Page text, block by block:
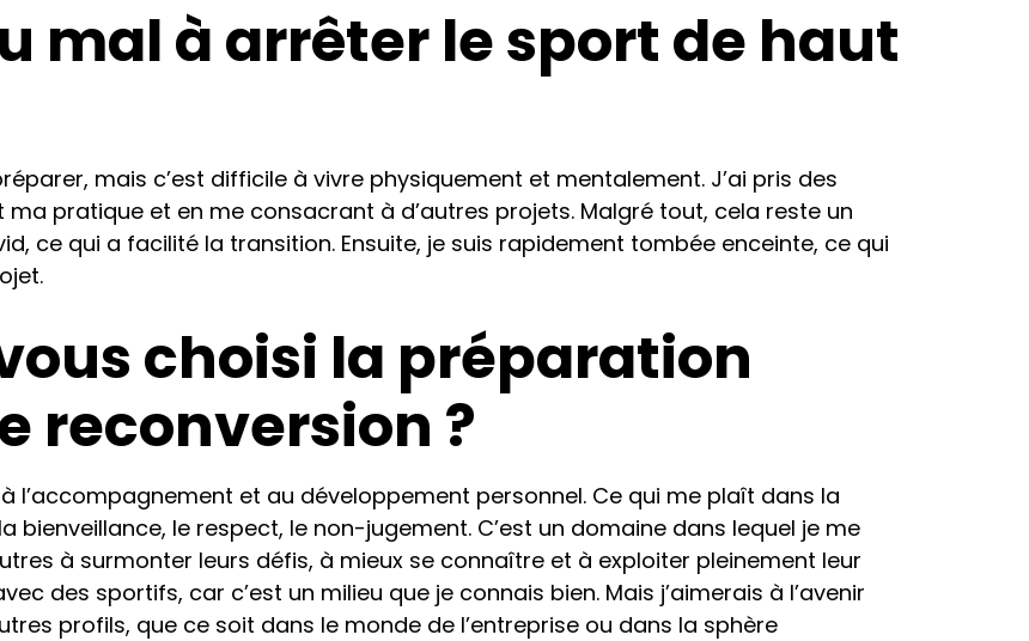
mal à arrêter le sport de haut
mais c’est difficile à vivre physiquement et mentalement. J’ai pris des
pratique et en me consacrant à d’autres projets. Malgré tout, cela reste un
ce qui a facilité la transition. Ensuite, je suis rapidement tombée enceinte, ce qui
choisi la préparation
reconversion ?
l’accompagnement et au développement personnel. Ce qui me plaît dans la
bienveillance, le respect, le non-jugement. C’est un domaine dans lequel je me
à surmonter leurs défis, à mieux se connaître et à exploiter pleinement leur
des sportifs, car c’est un milieu que je connais bien. Mais j’aimerais à l’avenir
profils, que ce soit dans le monde de l’entreprise ou dans la sphère